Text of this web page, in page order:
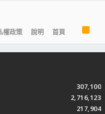
權政策 說明 首頁
R
S
S
307,100
2,716,123
217,904